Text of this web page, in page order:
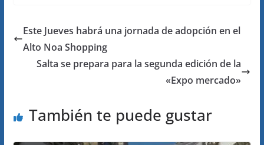
Este Jueves habrá una jornada de adopción en el
Alto Noa Shopping
Salta se prepara para la segunda edición de la
«Expo mercado»
También te puede gustar